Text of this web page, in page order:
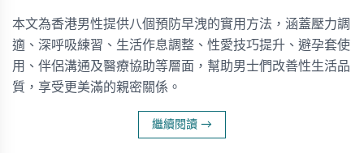
本文為香港男性提供八個預防早洩的實用方法，涵蓋壓力調
適、深呼吸練習、生活作息調整、性愛技巧提升、避孕套使
用、伴侶溝通及醫療協助等層面，幫助男士們改善性生活品
質，享受更美滿的親密關係。
繼續閱讀 →